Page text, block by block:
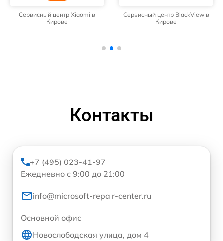
Сервисный центр Xiaomi в
Кирове
Сервисный центр BlackView в
Кирове
Контакты
+7 (495) 023-41-97
Ежедневно с 9:00 до 21:00
info@microsoft-repair-center.ru
Основной офис
Новослободская улица, дом 4